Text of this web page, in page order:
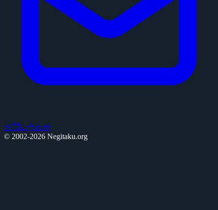
お問い合わせ
© 2002-2026 Negitaku.org